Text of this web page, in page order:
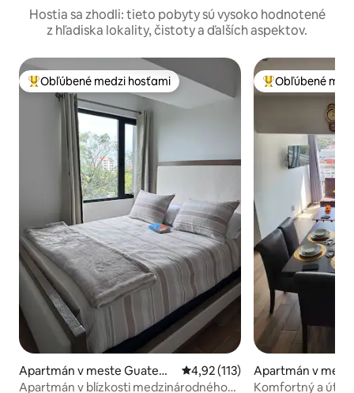
Hostia sa zhodli: tieto pobyty sú vysoko hodnotené
z hľadiska lokality, čistoty a ďalších aspektov.
Najobľúbenejšie medzi hosťami
Obľúbené medzi hosťami
Apartmán v meste Guatem
ala City
Priemerné ohodnotenie 4,92 z
4,92 (113)
Apartmán v blízkosti medzinárodného
Najobľúbenejšie
Obľúbené
Apartmán v
ala City
Komfortný a